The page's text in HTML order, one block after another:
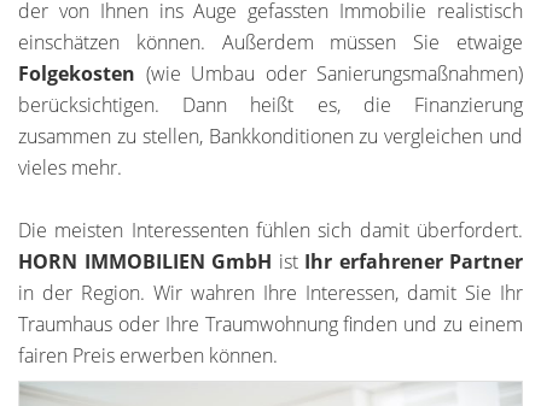
der von Ihnen ins Auge gefassten Immobilie realistisch
einschätzen können. Außerdem müssen Sie etwaige
Folgekosten (wie Umbau oder Sanierungsmaßnahmen)
berücksichtigen. Dann heißt es, die Finanzierung
zusammen zu stellen, Bankkonditionen zu vergleichen und
vieles mehr.
Die meisten Interessenten fühlen sich damit überfordert.
HORN IMMOBILIEN GmbH ist Ihr erfahrener Partner
in der Region. Wir wahren Ihre Interessen, damit Sie Ihr
Traumhaus oder Ihre Traumwohnung finden und zu einem
fairen Preis erwerben können.